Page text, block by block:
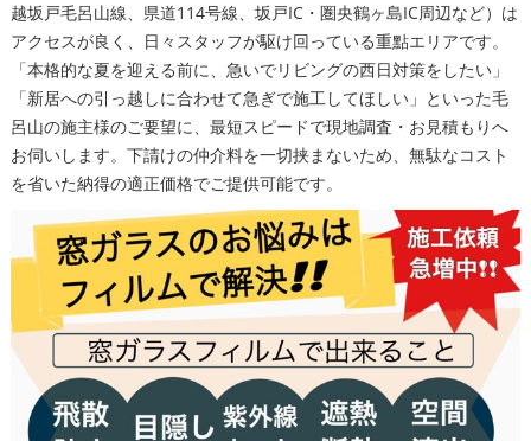
越坂戸毛呂山線、県道114号線、坂戸IC・圏央鶴ヶ島IC周辺など）は
アクセスが良く、日々スタッフが駆け回っている重點エリアです。
「本格的な夏を迎える前に、急いでリビングの西日対策をしたい」
「新居への引っ越しに合わせて急ぎで施工してほしい」といった毛
呂山の施主様のご要望に、最短スピードで現地調査・お見積もりへ
お伺いします。下請けの仲介料を一切挟まないため、無駄なコスト
を省いた納得の適正価格でご提供可能です。